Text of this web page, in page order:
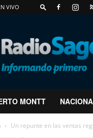
VIVO
MONTT
Un repunte en las ventas